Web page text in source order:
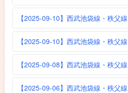
【2025-09-10】西武池袋線・秩父
【2025-09-10】西武池袋線・秩父
【2025-09-08】西武池袋線・秩父
【2025-09-06】西武池袋線・秩父